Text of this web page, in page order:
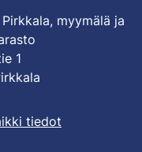
myymälä ja
1
tiedot